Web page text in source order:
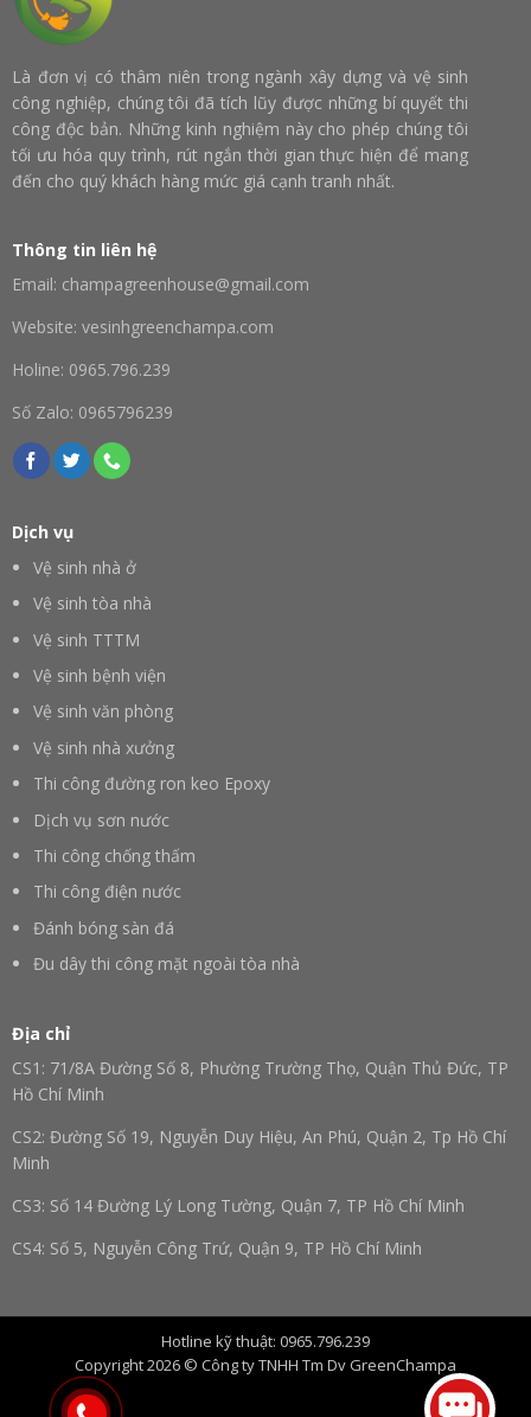
Là đơn vị có thâm niên trong ngành xây dựng và vệ sinh
công nghiệp, chúng tôi đã tích lũy được những bí quyết thi
công độc bản. Những kinh nghiệm này cho phép chúng tôi
tối ưu hóa quy trình, rút ngắn thời gian thực hiện để mang
đến cho quý khách hàng mức giá cạnh tranh nhất.
Thông tin liên hệ
Email: champagreenhouse@gmail.com
Website: vesinhgreenchampa.com
Holine: 0965.796.239
Số Zalo: 0965796239
Dịch vụ
Vệ sinh nhà ở
Vệ sinh tòa nhà
Vệ sinh TTTM
Vệ sinh bệnh viện
Vệ sinh văn phòng
Vệ sinh nhà xưởng
Thi công đường ron keo Epoxy
Dịch vụ sơn nước
Thi công chống thấm
Thi công điện nước
Đánh bóng sàn đá
Đu dây thi công mặt ngoài tòa nhà
Địa chỉ
CS1: 71/8A Đường Số 8, Phường Trường Thọ, Quận Thủ Đức, TP
Hồ Chí Minh
CS2: Đường Số 19, Nguyễn Duy Hiệu, An Phú, Quận 2, Tp Hồ Chí
Minh
CS3: Số 14 Đường Lý Long Tường, Quận 7, TP Hồ Chí Minh
CS4: Số 5, Nguyễn Công Trứ, Quận 9, TP Hồ Chí Minh
Minh
CS6: Số 16, Phường Trung Dũng, Đồng Nai, Tp. Hồ Chí Minh
CS7: Số 54, Thùy Vân, Phường 2, Tp. Vũng Tàu, Bà Rịa – Vũng
Hotline kỹ thuật: 0965.796.239
Copyright 2026 © Công ty TNHH Tm Dv GreenChampa